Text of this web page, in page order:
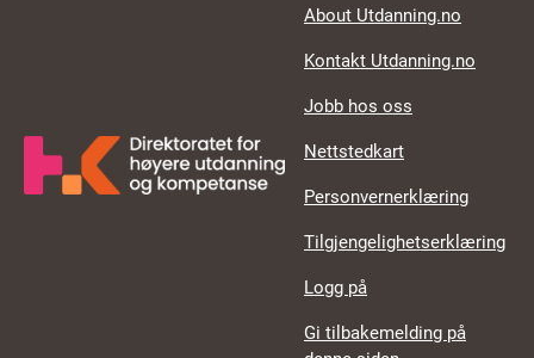
About Utdanning.no
Kontakt Utdanning.no
Jobb hos oss
Nettstedkart
Personvernerklæring
Tilgjengelighetserklæring
Logg på
Gi tilbakemelding på